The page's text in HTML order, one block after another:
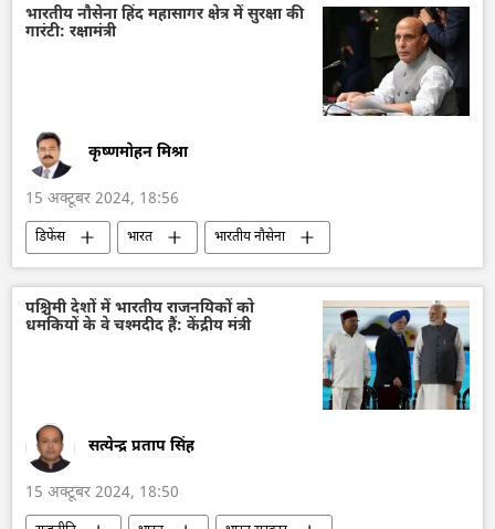
इस्लामाबाद
शंघाई सहयोग संगठन (SCO)
एस. जयशंकर
भारतीय नौसेना हिंद महासागर क्षेत्र में सुरक्षा की
गारंटी: रक्षामंत्री
कृष्णमोहन मिश्रा
15 अक्टूबर 2024, 18:56
डिफेंस भारत
भारतीय नौसेना
भारत के रक्षा मंत्री
हिंद-प्रशांत क्षेत्र
बंगाल की खाड़ी
नौसैनिक अड्डा
पश्चिमी देशों में भारतीय राजनयिकों को
धमकियों के वे चश्मदीद हैं: केंद्रीय मंत्री
सत्येन्द्र प्रताप सिंह
15 अक्टूबर 2024, 18:50